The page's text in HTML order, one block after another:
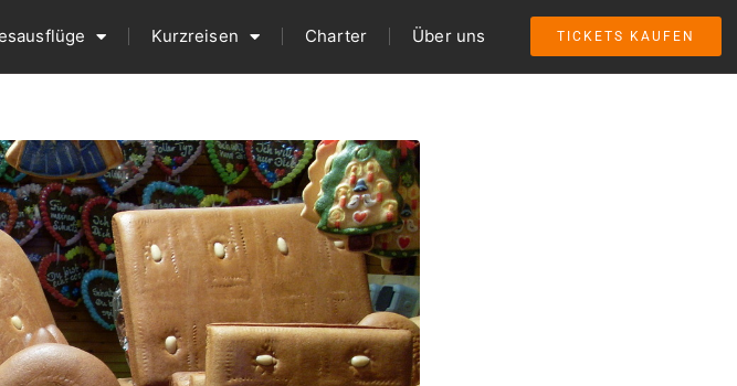
Kurzreisen Charter Über uns TICKETS KAUFEN